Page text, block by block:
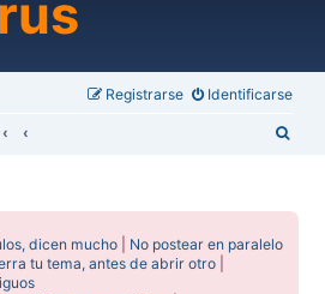
Identificarse
Registrarse
dicen mucho
No postear en paralelo
tu tema, antes de abrir otro